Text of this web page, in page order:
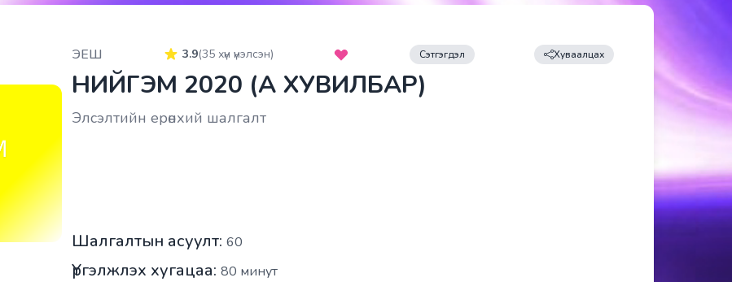
ЭЕШ 3.9(35хүн үнэлсэн) Сэтгэгдэл Хуваалцах
НИЙГЭМ 2020 (A ХУВИЛБАР)
Элсэлтийн ерөнхий шалгалт
Шалгалтын асуулт: 60
Үргэлжлэх хугацаа: 80 минут